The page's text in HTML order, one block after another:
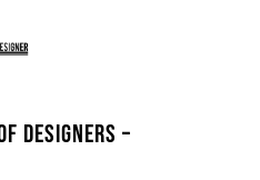
DESIGNERS –